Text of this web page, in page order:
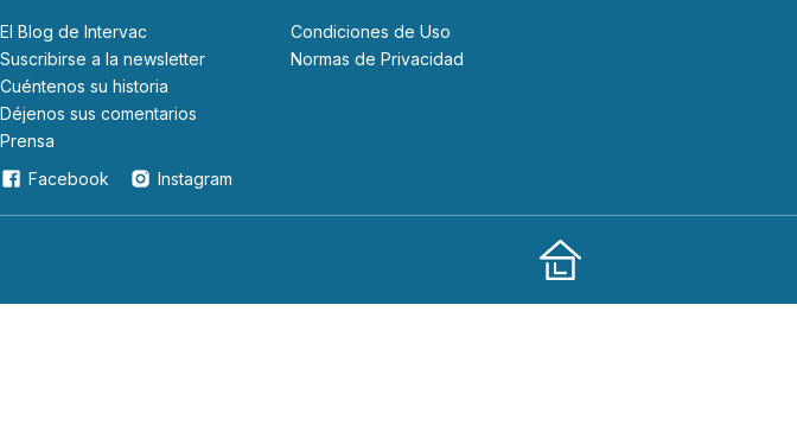
El Blog de Intervac
Suscribirse a la newsletter
Cuéntenos su historia
Déjenos sus comentarios
Prensa
Facebook
Instagram
Condiciones de Uso
Normas de Privacidad